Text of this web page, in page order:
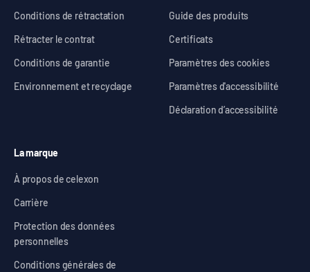
Conditions de rétractation
Rétracter le contrat
Conditions de garantie
Environnement et recyclage
Guide des produits
Certificats
Paramètres des cookies
Paramètres d'accessibilité
Déclaration d’accessibilité
La marque
À propos de celexon
Carrière
Protection des données
personnelles
Conditions générales de